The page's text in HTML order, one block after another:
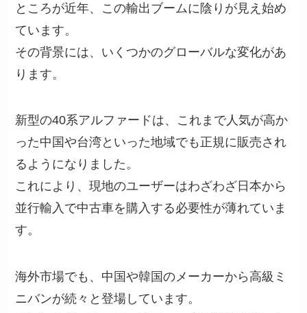
ところが近年、この輸出ブームに陰りが見え始め
ています。
その背景には、いくつかのグローバルな変化があ
ります。
新型の40系アルファードは、これまで人気が高か
った中国や台湾といった地域でも正規に販売され
るようになりました。
これにより、現地のユーザーはわざわざ日本から
並行輸入で中古車を購入する必要性が薄れていま
す。
海外市場でも、中国や韓国のメーカーから高級ミ
ニバンが続々と登場しています。